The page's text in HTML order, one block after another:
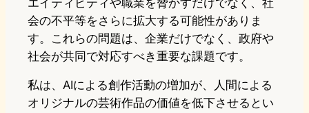
会の不平等をさらに拡大する可能性がありま
す。これらの問題は、企業だけでなく、政府や
社会が共同で対応すべき重要な課題です。
私は、AIによる創作活動の増加が、人間による
オリジナルの芸術作品の価値を低下させるとい